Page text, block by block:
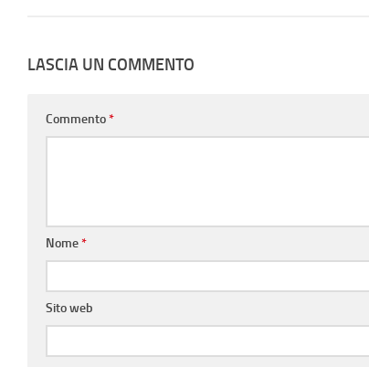
LASCIA UN COMMENTO
Commento*
Nome*
Sito web